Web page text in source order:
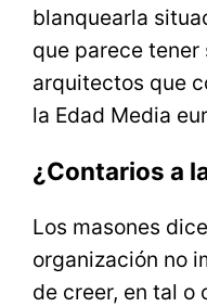
blanquearla
que parece tener
arquitectos que
la Edad Media
¿Contarios a
Los masones
organización no
de creer, en tal o